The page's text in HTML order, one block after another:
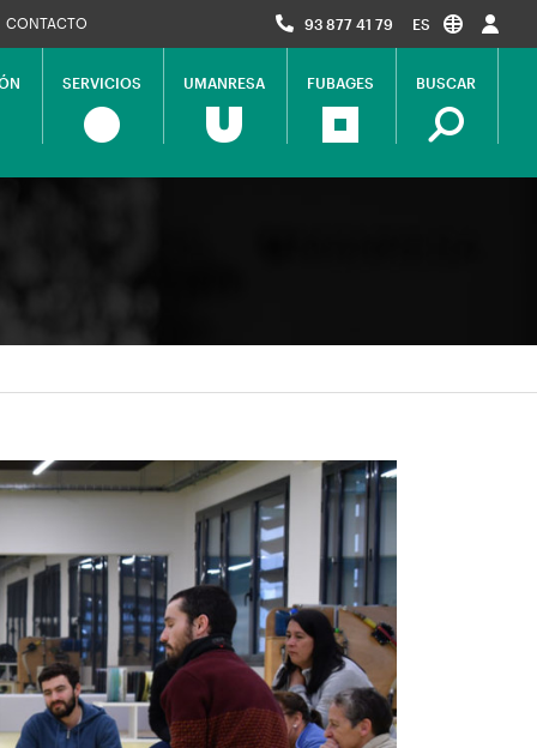
CONTACTO 93 877 41 79 ES
SERVICIOS UMANRESA FUBAGES BUSCAR